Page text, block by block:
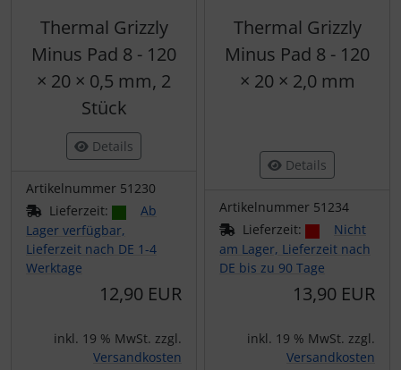
Thermal Grizzly
Minus Pad 8 - 120
× 20 × 0,5 mm, 2
Stück
Details
Artikelnummer 51230
Lieferzeit:
Ab
Lager verfügbar,
Lieferzeit nach DE 1-4
Werktage
12,90 EUR
inkl. 19 % MwSt. zzgl.
Versandkosten
Thermal Grizzly
Minus Pad 8 - 120
× 20 × 2,0 mm
Details
Artikelnummer 51234
Lieferzeit:
Nicht
am Lager, Lieferzeit nach
DE bis zu 90 Tage
13,90 EUR
inkl. 19 % MwSt. zzgl.
Versandkosten